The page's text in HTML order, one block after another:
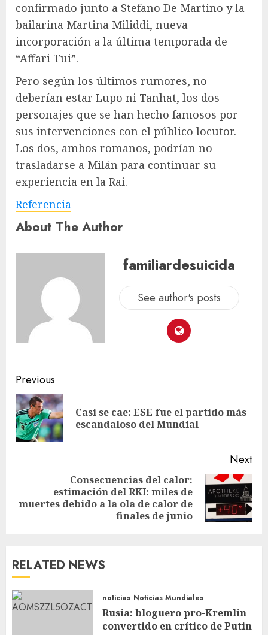
confirmado junto a Stefano De Martino y la
bailarina Martina Miliddi, nueva
incorporación a la última temporada de
“Affari Tui”.
Pero según los últimos rumores, no
deberían estar Lupo ni Tanhat, los dos
personajes que se han hecho famosos por
sus intervenciones con el público locutor.
Los dos, ambos romanos, podrían no
trasladarse a Milán para continuar su
experiencia en la Rai.
Referencia
About The Author
familiardesuicida
See author's posts
Previous
Casi se cae: ESE fue el partido más
escandaloso del Mundial
Next
Consecuencias del calor:
estimación del RKI: miles de
muertes debido a la ola de calor de
finales de junio
RELATED NEWS
noticias Noticias Mundiales
Rusia: bloguero pro-Kremlin
convertido en crítico de Putin